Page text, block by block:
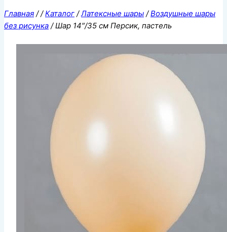
Главная / / Каталог / Латексные шары / Воздушные шары
без рисунка / Шар 14″/35 см Персик, пастель